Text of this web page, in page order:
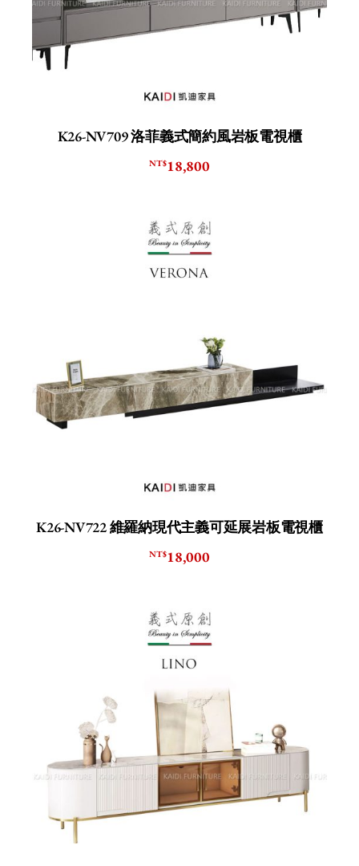
K26-NV709 洛菲義式簡約風岩板電視櫃
NT$18,800
K26-NV722 維羅納現代主義可延展岩板電視櫃
NT$18,000